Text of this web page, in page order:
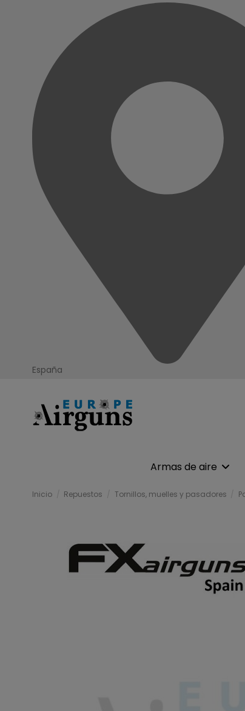
España
Armas de aire
Inicio Repuestos Tornillos, muelles y pasadores